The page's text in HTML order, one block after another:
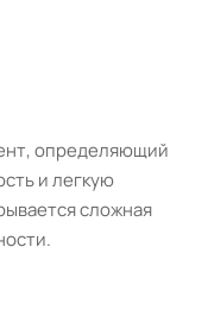
определяющий
и легкую
сложная